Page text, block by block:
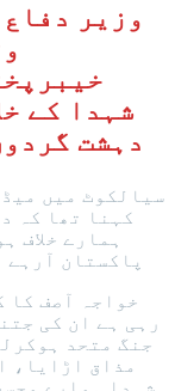
وزیر
شہدا کے
دہشت
سیالکوٹ میں
کہنا تھا کہ
ہمارے خلاف
پاکستان آرہے
خواجہ آصف کا
رہی ہے ان کی
جنگ متحد
مذاق اڑایا،
شہدا ہمارے